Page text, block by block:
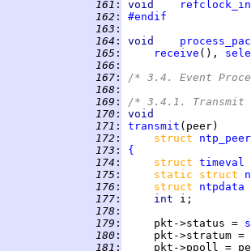
161 : void
162 :
#endif
163 :
164 : void
165 : receive (),
166 :
167 :
/* 3.4. Event
168 :
169 :
/* 3.4.1. Transmit
170 :
void
171 : transmit
172 : struct ntp_peer
173 :
{
174 : struct timeval
175 : static struct
176 : struct ntpdata
177 : int
178 :
179 :
     pkt->status =
180 :
     pkt->stratum =
181 :